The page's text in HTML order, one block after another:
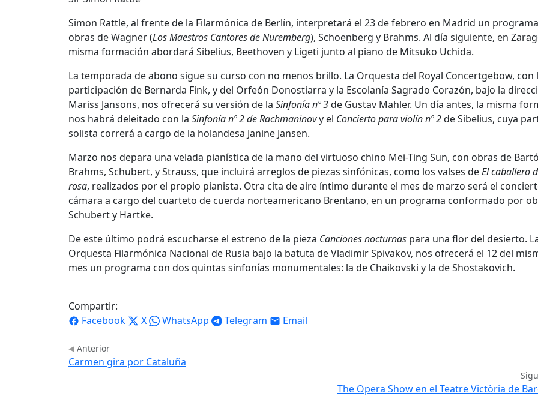
Simon Rattle, al frente de la Filarmónica de Berlín, interpretará el 23 de febrero en Madrid un
obras de Wagner (Los Maestros Cantores de Nuremberg), Schoenberg y Brahms. Al día siguiente, en
misma formación abordará Sibelius, Beethoven y Ligeti junto al piano de Mitsuko Uchida.
La temporada de abono sigue su curso con no menos brillo. La Orquesta del Royal Concertgebow, con
participación de Bernarda Fink, y del Orfeón Donostiarra y la Escolanía Sagrado Corazón, bajo la
Mariss Jansons, nos ofrecerá su versión de la Sinfonía nº 3de Gustav Mahler. Un día antes, la misma
nos habrá deleitado con la Sinfonía nº 2 de Rachmaninovy el Concierto para violín nº 2de Sibelius, cuya
solista correrá a cargo de la holandesa Janine Jansen.
Marzo nos depara una velada pianística de la mano del virtuoso chino Mei-Ting Sun, con obras de
Brahms, Schubert, y Strauss, que incluirá arreglos de piezas sinfónicas, como los valses deEl caballero
rosa, realizados por el propio pianista. Otra cita de aire íntimo durante el mes de marzo será el
cámara a cargo del cuarteto de cuerda norteamericano Brentano, en un programa conformado por
Schubert y Hartke.
De este último podrá escucharse el estreno de la pieza Canciones nocturnas para una flor del desierto.
Orquesta Filarmónica Nacional de Rusia bajo la batuta de Vladimir Spivakov, nos ofrecerá el 12 del
mes un programa con dos quintas sinfonías monumentales: la de Chaikovski y la de Shostakovich.
Compartir:
Facebook
X WhatsApp Telegram Email
Anterior
Carmen gira por Cataluña
The Opera Show en el Teatre Victòria de